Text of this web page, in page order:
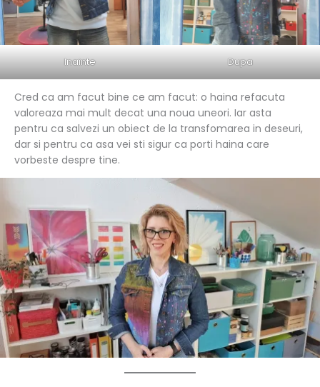
Inainte Dupa
Cred ca am facut bine ce am facut: o haina refacuta
valoreaza mai mult decat una noua uneori. Iar asta
pentru ca salvezi un obiect de la transfomarea in deseuri,
dar si pentru ca asa vei sti sigur ca porti haina care
vorbeste despre tine.